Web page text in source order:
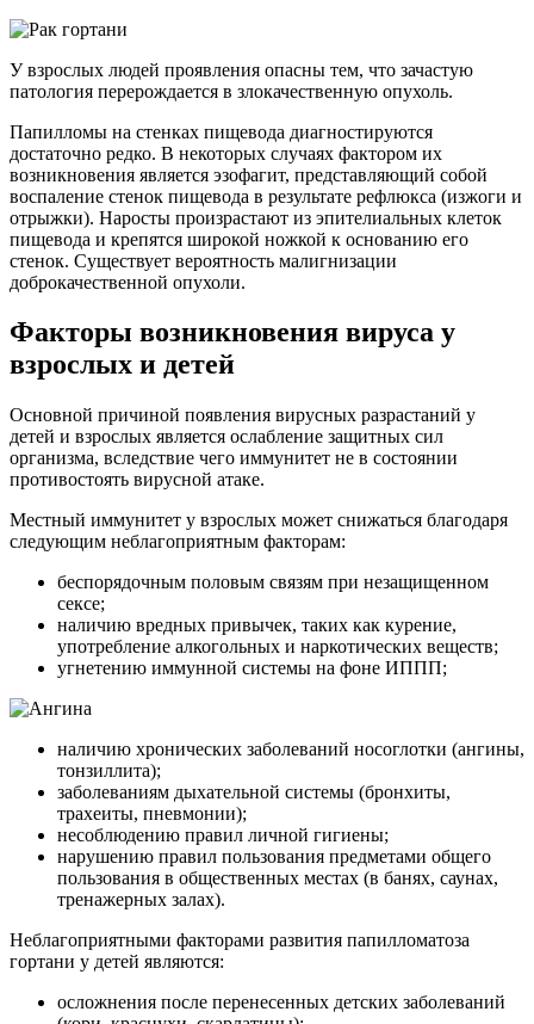
У взрослых людей проявления опасны тем, что зачастую
патология перерождается в злокачественную опухоль.
Папилломы на стенках пищевода диагностируются
достаточно редко. В некоторых случаях фактором их
возникновения является эзофагит, представляющий собой
воспаление стенок пищевода в результате рефлюкса (изжоги и
отрыжки). Наросты произрастают из эпителиальных клеток
пищевода и крепятся широкой ножкой к основанию его
стенок. Существует вероятность малигнизации
доброкачественной опухоли.
Факторы возникновения вируса у
взрослых и детей
Основной причиной появления вирусных разрастаний у
детей и взрослых является ослабление защитных сил
организма, вследствие чего иммунитет не в состоянии
противостоять вирусной атаке.
Местный иммунитет у взрослых может снижаться благодаря
следующим неблагоприятным факторам:
беспорядочным половым связям при незащищенном
сексе;
наличию вредных привычек, таких как курение,
употребление алкогольных и наркотических веществ;
угнетению иммунной системы на фоне ИППП;
наличию хронических заболеваний носоглотки (ангины,
тонзиллита);
заболеваниям дыхательной системы (бронхиты,
трахеиты, пневмонии);
несоблюдению правил личной гигиены;
нарушению правил пользования предметами общего
пользования в общественных местах (в банях, саунах,
тренажерных залах).
Неблагоприятными факторами развития папилломатоза
гортани у детей являются:
осложнения после перенесенных детских заболеваний